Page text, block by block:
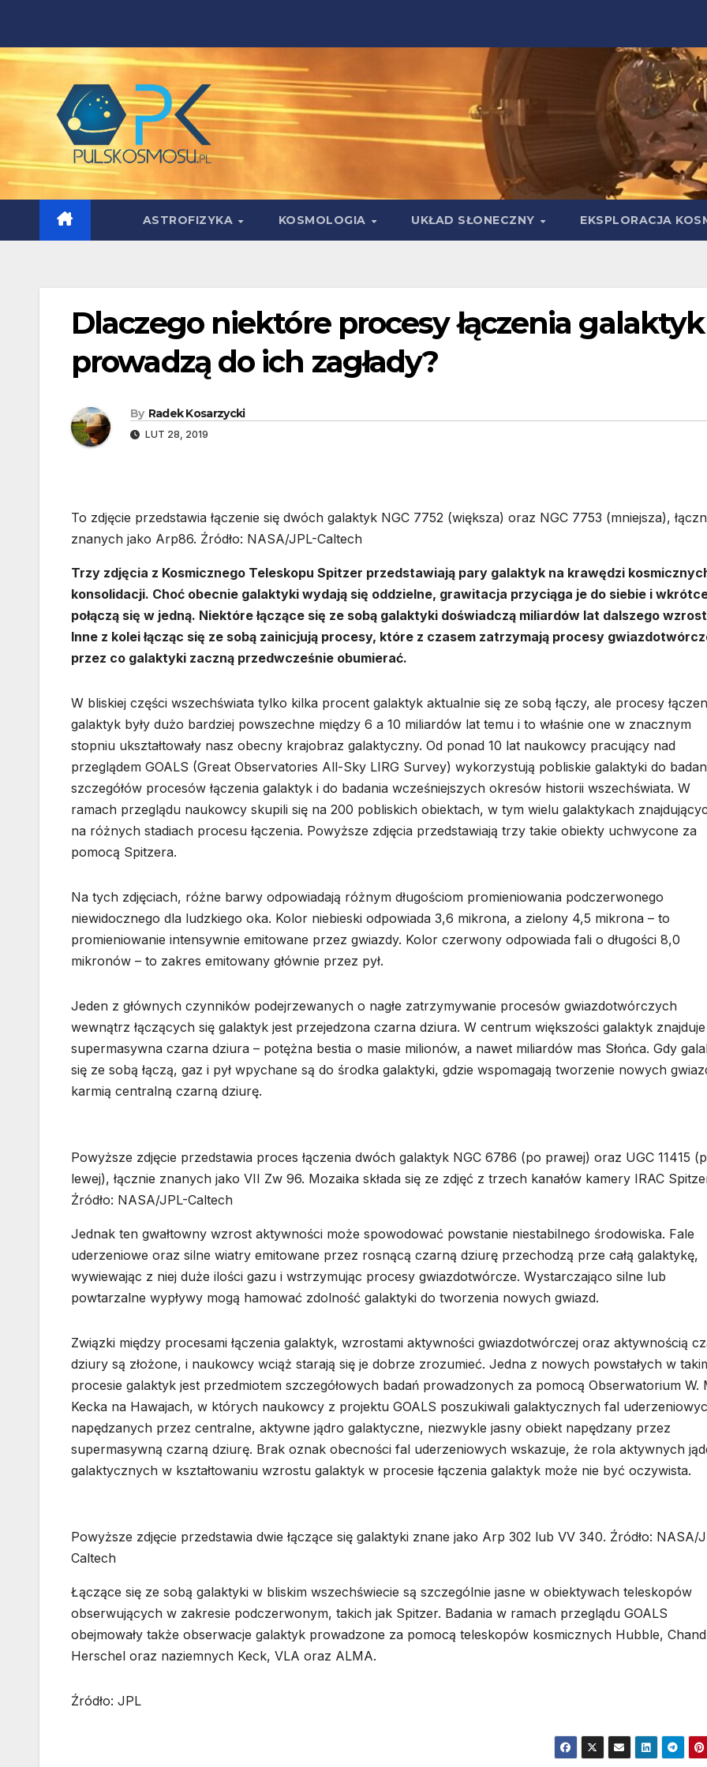
content
ASTROFIZYKA KOSMOLOGIA UKŁAD SŁONECZNY EKSPLORACJA
Dlaczego niektóre procesy łączenia galaktyk
prowadzą do ich zagłady?
By Radek Kosarzycki
LUT 28, 2019
To zdjęcie przedstawia łączenie się dwóch galaktyk NGC 7752 (większa) oraz NGC 7753 (mniejsza),
znanych jako Arp86. Źródło: NASA/JPL-Caltech
Trzy zdjęcia z Kosmicznego Teleskopu Spitzer przedstawiają pary galaktyk na krawędzi
konsolidacji. Choć obecnie galaktyki wydają się oddzielne, grawitacja przyciąga je do siebie i
połączą się w jedną. Niektóre łączące się ze sobą galaktyki doświadczą miliardów lat dalszego
Inne z kolei łącząc się ze sobą zainicjują procesy, które z czasem zatrzymają procesy
przez co galaktyki zaczną przedwcześnie obumierać.
W bliskiej części wszechświata tylko kilka procent galaktyk aktualnie się ze sobą łączy, ale procesy
galaktyk były dużo bardziej powszechne między 6 a 10 miliardów lat temu i to właśnie one w znacznym
stopniu ukształtowały nasz obecny krajobraz galaktyczny. Od ponad 10 lat naukowcy pracujący nad
przeglądem GOALS (Great Observatories All-Sky LIRG Survey) wykorzystują pobliskie galaktyki do
szczegółów procesów łączenia galaktyk i do badania wcześniejszych okresów historii wszechświata. W
ramach przeglądu naukowcy skupili się na 200 pobliskich obiektach, w tym wielu galaktykach
na różnych stadiach procesu łączenia. Powyższe zdjęcia przedstawiają trzy takie obiekty uchwycone za
pomocą Spitzera.
Na tych zdjęciach, różne barwy odpowiadają różnym długościom promieniowania podczerwonego
niewidocznego dla ludzkiego oka. Kolor niebieski odpowiada 3,6 mikrona, a zielony 4,5 mikrona – to
promieniowanie intensywnie emitowane przez gwiazdy. Kolor czerwony odpowiada fali o długości 8,0
mikronów – to zakres emitowany głównie przez pył.
Jeden z głównych czynników podejrzewanych o nagłe zatrzymywanie procesów gwiazdotwórczych
wewnątrz łączących się galaktyk jest przejedzona czarna dziura. W centrum większości galaktyk
supermasywna czarna dziura – potężna bestia o masie milionów, a nawet miliardów mas Słońca. Gdy
się ze sobą łączą, gaz i pył wpychane są do środka galaktyki, gdzie wspomagają tworzenie nowych
karmią centralną czarną dziurę.
Powyższe zdjęcie przedstawia proces łączenia dwóch galaktyk NGC 6786 (po prawej) oraz UGC 11415
lewej), łącznie znanych jako VII Zw 96. Mozaika składa się ze zdjęć z trzech kanałów kamery IRAC
Źródło: NASA/JPL-Caltech
Jednak ten gwałtowny wzrost aktywności może spowodować powstanie niestabilnego środowiska. Fale
uderzeniowe oraz silne wiatry emitowane przez rosnącą czarną dziurę przechodzą prze całą galaktykę,
wywiewając z niej duże ilości gazu i wstrzymując procesy gwiazdotwórcze. Wystarczająco silne lub
powtarzalne wypływy mogą hamować zdolność galaktyki do tworzenia nowych gwiazd.
Związki między procesami łączenia galaktyk, wzrostami aktywności gwiazdotwórczej oraz aktywnością
dziury są złożone, i naukowcy wciąż starają się je dobrze zrozumieć. Jedna z nowych powstałych w
procesie galaktyk jest przedmiotem szczegółowych badań prowadzonych za pomocą Obserwatorium W.
Kecka na Hawajach, w których naukowcy z projektu GOALS poszukiwali galaktycznych fal
napędzanych przez centralne, aktywne jądro galaktyczne, niezwykle jasny obiekt napędzany przez
supermasywną czarną dziurę. Brak oznak obecności fal uderzeniowych wskazuje, że rola aktywnych
galaktycznych w kształtowaniu wzrostu galaktyk w procesie łączenia galaktyk może nie być oczywista.
Powyższe zdjęcie przedstawia dwie łączące się galaktyki znane jako Arp 302 lub VV 340. Źródło: NASA/
Caltech
Łączące się ze sobą galaktyki w bliskim wszechświecie są szczególnie jasne w obiektywach teleskopów
obserwujących w zakresie podczerwonym, takich jak Spitzer. Badania w ramach przeglądu GOALS
obejmowały także obserwacje galaktyk prowadzone za pomocą teleskopów kosmicznych Hubble,
Herschel oraz naziemnych Keck, VLA oraz ALMA.
Źródło: JPL